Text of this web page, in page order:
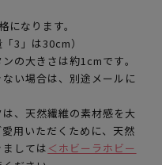
になります。
3」は30cm）
の大きさは約1cmです。
い場合は、別途メールに
、天然繊維の素材感を大
用いただくために、天然
しては ＜ホビーラホビー